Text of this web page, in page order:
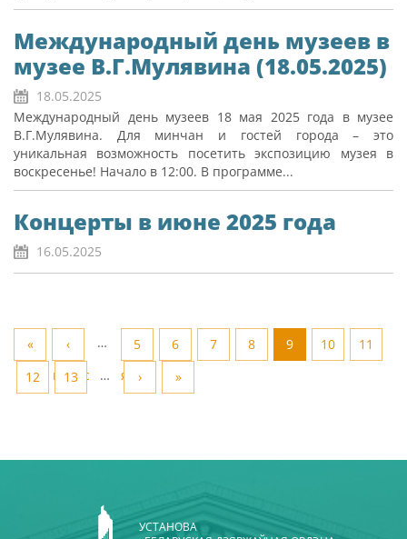
Международный день музеев в
музее В.Г.Мулявина (18.05.2025)
18.05.2025
Международный день музеев 18 мая 2025 года в музее
В.Г.Мулявина. Для минчан и гостей города – это
уникальная возможность посетить экспозицию музея в
воскресенье! Начало в 12:00. В программе...
Концерты в июне 2025 года
16.05.2025
«
‹
папярэдняя
… 5 6 7 8 9 10
11
12
13 … › »
УСТАНОВА